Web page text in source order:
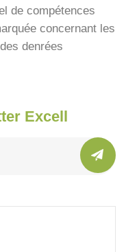
de compétences
concernant les
denrées
Excell